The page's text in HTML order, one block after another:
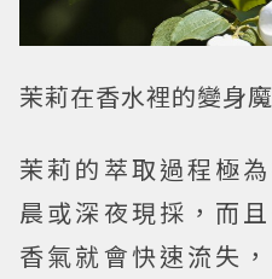
茉莉在香水裡的變身
茉莉的萃取過程極
晨或深夜現採，而
香氣就會快速流失